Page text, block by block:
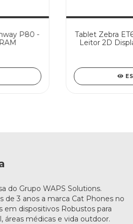
P80 -
Tablet Zebra
Leitor 2D
do Grupo WAPS Solutions.
de 3 anos a marca Cat Phones no
em dispositivos Robustos para
áreas médicas e vida outdoor.